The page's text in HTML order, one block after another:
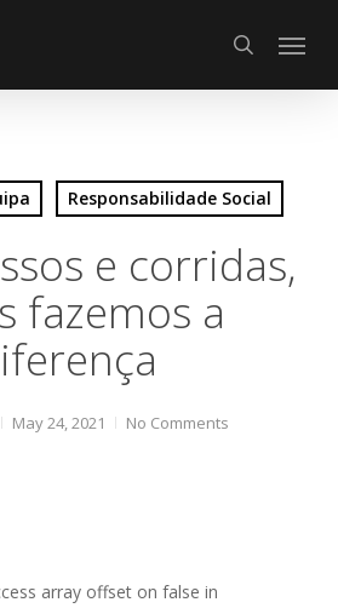
search
Menu
Responsabilidade Social
e corridas,
fazemos a
May 24, 2021 No Comments
array offset on false in